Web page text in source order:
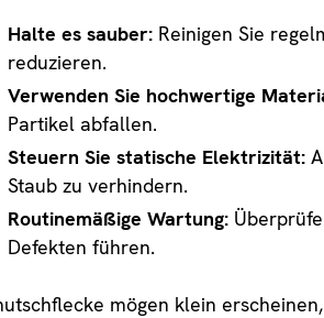
Halte es sauber:Reinigen Sie
reduzieren.
Verwenden Sie hochwertige
Partikel abfallen.
Steuern Sie statische Elektrizität:
Staub zu verhindern.
Routinemäßige Wartung:
Defekten führen.
mögen klein